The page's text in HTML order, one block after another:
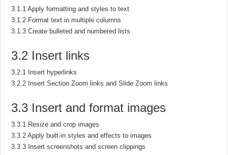
3.1.1 Apply formatting and styles to text
3.1.2 Format text in multiple columns
3.1.3 Create bulleted and numbered lists
3.2 Insert links
3.2.1 Insert hyperlinks
3.2.2 Insert Section Zoom links and Slide Zoom links
3.3 Insert and format images
3.3.1 Resize and crop images
3.3.2 Apply built-in styles and effects to images
3.3.3 Insert screenshots and screen clippings